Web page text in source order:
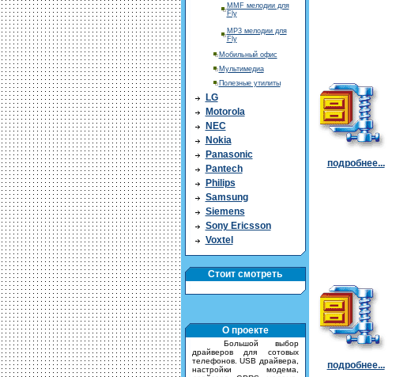
MMF мелодии для
Fly
MP3 мелодии для
Fly
Мобильный офис
Мультимедиа
Полезные утилиты
LG
Motorola
NEC
Nokia
Panasonic
Pantech
Philips
Samsung
Siemens
Sony Ericsson
Voxtel
Стоит смотреть
О проекте
Большой выбор
драйверов для сотовых
телефонов. USB драйвера,
настройки модема,
подробнее...
подробнее...